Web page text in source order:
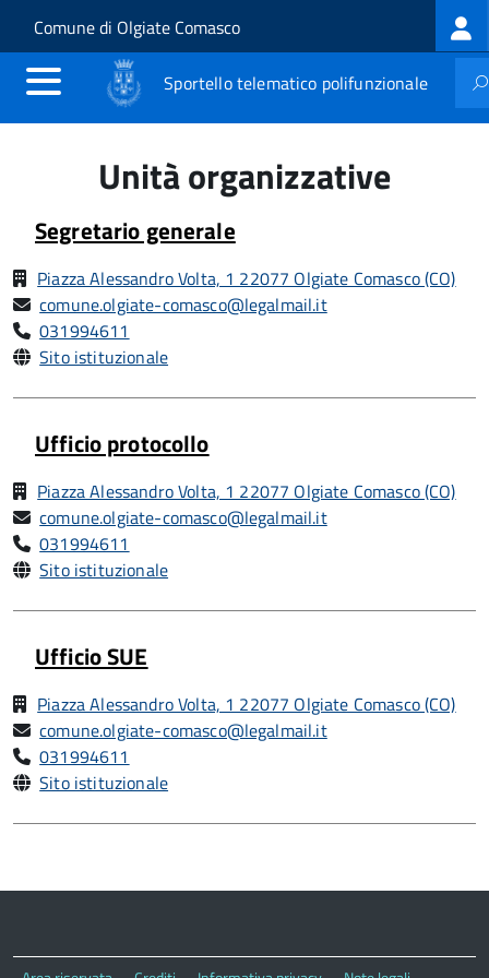
Salta al contenuto principale
Skip to site navigation
Comune di Olgiate Comasco
Sportello telematico polifunzionale
Unità organizzative
Segretario generale
Piazza Alessandro Volta, 1 22077 Olgiate Comasco (CO)
comune.olgiate-comasco@legalmail.it
031994611
Sito istituzionale
Ufficio protocollo
Piazza Alessandro Volta, 1 22077 Olgiate Comasco (CO)
comune.olgiate-comasco@legalmail.it
031994611
Sito istituzionale
Ufficio SUE
Piazza Alessandro Volta, 1 22077 Olgiate Comasco (CO)
comune.olgiate-comasco@legalmail.it
031994611
Sito istituzionale